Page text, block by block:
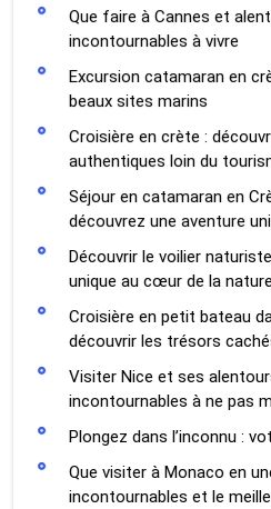
Que faire à Cannes et
incontournables à vivre
Excursion catamaran en
beaux sites marins
Croisière en crète :
authentiques loin du
Séjour en catamaran en
découvrez une aventure
Découvrir le voilier
unique au cœur de la nature
Croisière en petit bateau
découvrir les trésors
Visiter Nice et ses
incontournables à ne pas
Plongez dans l’inconnu :
Que visiter à Monaco en
incontournables et le